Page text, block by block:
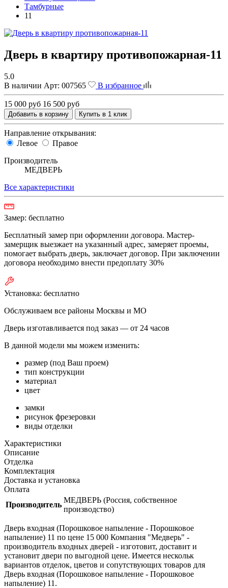
Тамбурные
11
Дверь в квартиру противопожарная-11
5.0
В наличии Арт: 007565 В избранное
15 000 руб 16 500 руб
Добавить в корзину Купить в 1 клик
Направление открывания:
Левое
Правое
Производитель
МЕДВЕРЬ
Все характеристики
Замер: бесплатно
Бесплатный замер при оформлении договора. Мастер-
замерщик выезжает на указанный адрес, замеряет проемы,
помогает выбрать дверь, заключает договор. При заключении
договора необходимо внести предоплату 30%
Установка: бесплатно
Обслуживаем все районы Москвы и МО
Дверь изготавливается под заказ — от 24 часов
В данной модели мы можем изменить:
размер (под Ваш проем)
тип конструкции
материал
цвет
замки
рисунок фрезеровки
виды отделки
Характеристики
Описание
Отделка
Комплектация
Доставка и установка
Оплата
Производитель
МЕДВЕРЬ (Россия, собственное
производство)
Дверь входная (Порошковое напыление - Порошковое
напыление) 11 по цене 15 000 Компания "Медверь" -
производитель входных дверей - изготовит, доставит и
установит двери по выгодной цене. Имеется нескольк
вариантов отделок, цветов и сопутствующих товаров для
Дверь входная (Порошковое напыление - Порошковое
напыление) 11.